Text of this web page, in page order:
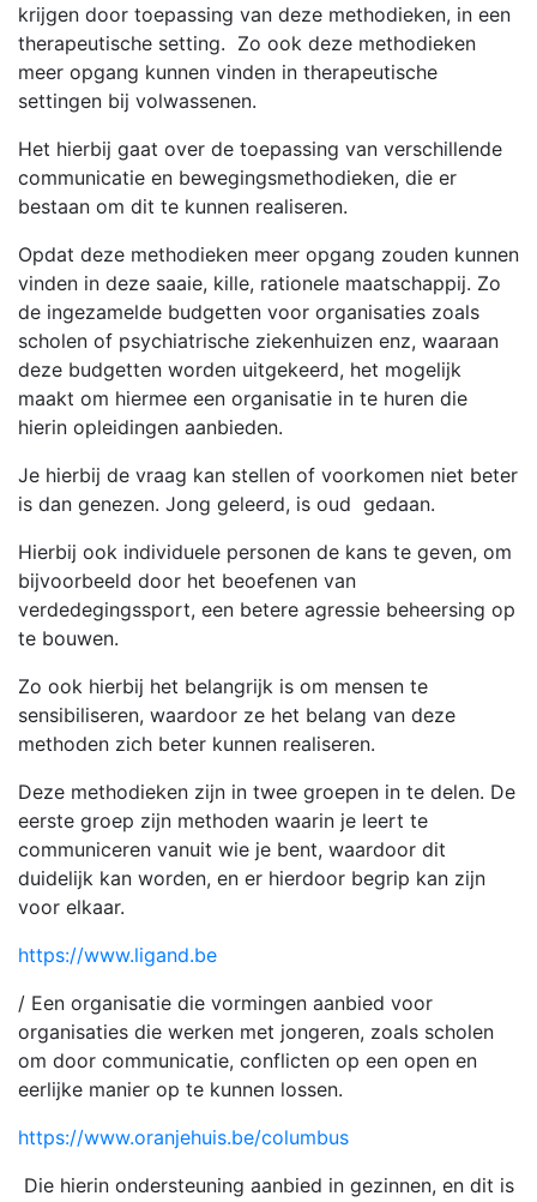
krijgen door toepassing van deze methodieken, in een
therapeutische setting. Zo ook deze methodieken
meer opgang kunnen vinden in therapeutische
settingen bij volwassenen.
Het hierbij gaat over de toepassing van verschillende
communicatie en bewegingsmethodieken, die er
bestaan om dit te kunnen realiseren.
Opdat deze methodieken meer opgang zouden kunnen
vinden in deze saaie, kille, rationele maatschappij. Zo
de ingezamelde budgetten voor organisaties zoals
scholen of psychiatrische ziekenhuizen enz, waaraan
deze budgetten worden uitgekeerd, het mogelijk
maakt om hiermee een organisatie in te huren die
hierin opleidingen aanbieden.
Je hierbij de vraag kan stellen of voorkomen niet beter
is dan genezen. Jong geleerd, is oud gedaan.
Hierbij ook individuele personen de kans te geven, om
bijvoorbeeld door het beoefenen van
verdedegingssport, een betere agressie beheersing op
te bouwen.
Zo ook hierbij het belangrijk is om mensen te
sensibiliseren, waardoor ze het belang van deze
methoden zich beter kunnen realiseren.
Deze methodieken zijn in twee groepen in te delen. De
eerste groep zijn methoden waarin je leert te
communiceren vanuit wie je bent, waardoor dit
duidelijk kan worden, en er hierdoor begrip kan zijn
voor elkaar.
https://www.ligand.be
/ Een organisatie die vormingen aanbied voor
organisaties die werken met jongeren, zoals scholen
om door communicatie, conflicten op een open en
eerlijke manier op te kunnen lossen.
https://www.oranjehuis.be/columbus
Die hierin ondersteuning aanbied in gezinnen, en dit is